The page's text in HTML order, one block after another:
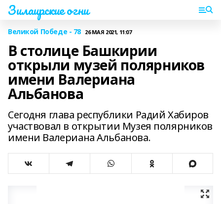
Зилаирские огни
Великой Победе - 78 26 МАЯ 2021, 11:07
В столице Башкирии
открыли музей полярников
имени Валериана
Альбанова
Сегодня глава республики Радий Хабиров
участвовал в открытии Музея полярников
имени Валериана Альбанова.